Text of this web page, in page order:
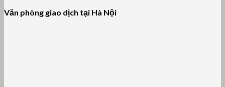
Văn phòng giao dịch tại Hà Nội